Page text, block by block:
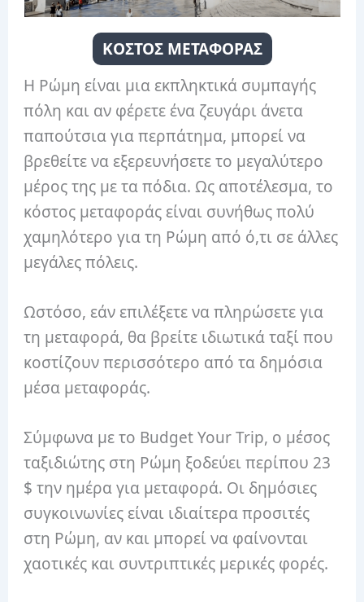
ΚΟΣΤΟΣ ΜΕΤΑΦΟΡΑΣ
Η Ρώμη είναι μια εκπληκτικά συμπαγής
πόλη και αν φέρετε ένα ζευγάρι άνετα
παπούτσια για περπάτημα, μπορεί να
βρεθείτε να εξερευνήσετε το μεγαλύτερο
μέρος της με τα πόδια. Ως αποτέλεσμα, το
κόστος μεταφοράς είναι συνήθως πολύ
χαμηλότερο για τη Ρώμη από ό,τι σε άλλες
μεγάλες πόλεις.
Ωστόσο, εάν επιλέξετε να πληρώσετε για
τη μεταφορά, θα βρείτε ιδιωτικά ταξί που
κοστίζουν περισσότερο από τα δημόσια
μέσα μεταφοράς.
Σύμφωνα με το Budget Your Trip, ο μέσος
ταξιδιώτης στη Ρώμη ξοδεύει περίπου 23
$ την ημέρα για μεταφορά. Οι δημόσιες
συγκοινωνίες είναι ιδιαίτερα προσιτές
στη Ρώμη, αν και μπορεί να φαίνονται
χαοτικές και συντριπτικές μερικές φορές.